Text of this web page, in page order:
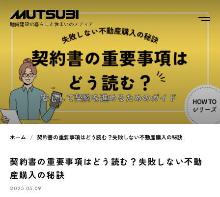
睦備建設の暮らしと住まいのメディア
ホーム 契約書の重要事項はどう読む？失敗しない不動産購入の秘訣
契約書の重要事項はどう読む？失敗しない不動
産購入の秘訣
2025.05.09